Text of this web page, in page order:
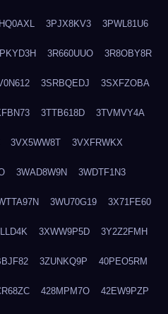
3PJX8KV3 3PWL81U6
3R660UUO 3R8OBY8R
3SRBQEDJ 3SXFZOBA
3TTB618D 3TVMVY4A
3VX5WW8T 3VXFRWKX
3WAD8W9N 3WDTF1N3
3WU70G19 3X71FE60
3XWW9P5D 3Y2Z2FMH
3ZUNKQ9P 40PEO5RM
428MPM7O 42EW9PZP